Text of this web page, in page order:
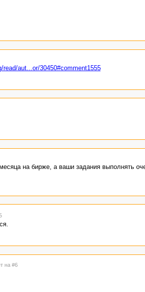
read/aut...or/30450#comment1555
на бирже, а ваши задания выполнять
на #6